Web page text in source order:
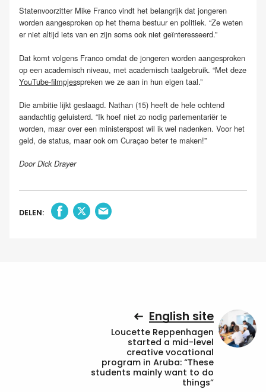
Statenvoorzitter Mike Franco vindt het belangrijk dat jongeren
worden aangesproken op het thema bestuur en politiek. “Ze weten
er niet altijd iets van en zijn soms ook niet geïnteresseerd.”
Dat komt volgens Franco omdat de jongeren worden aangesproken
op een academisch niveau, met academisch taalgebruik. “Met deze
YouTube-filmpjesspreken we ze aan in hun eigen taal.”
Die ambitie lijkt geslaagd. Nathan (15) heeft de hele ochtend
aandachtig geluisterd. “Ik hoef niet zo nodig parlementariër te
worden, maar over een ministerspost wil ik wel nadenken. Voor het
geld, de status, maar ook om Curaçao beter te maken!”
Door Dick Drayer
DELEN:
English site
Loucette Reppenhagen
started a mid-level
creative vocational
program in Aruba: “These
students mainly want to do
things”